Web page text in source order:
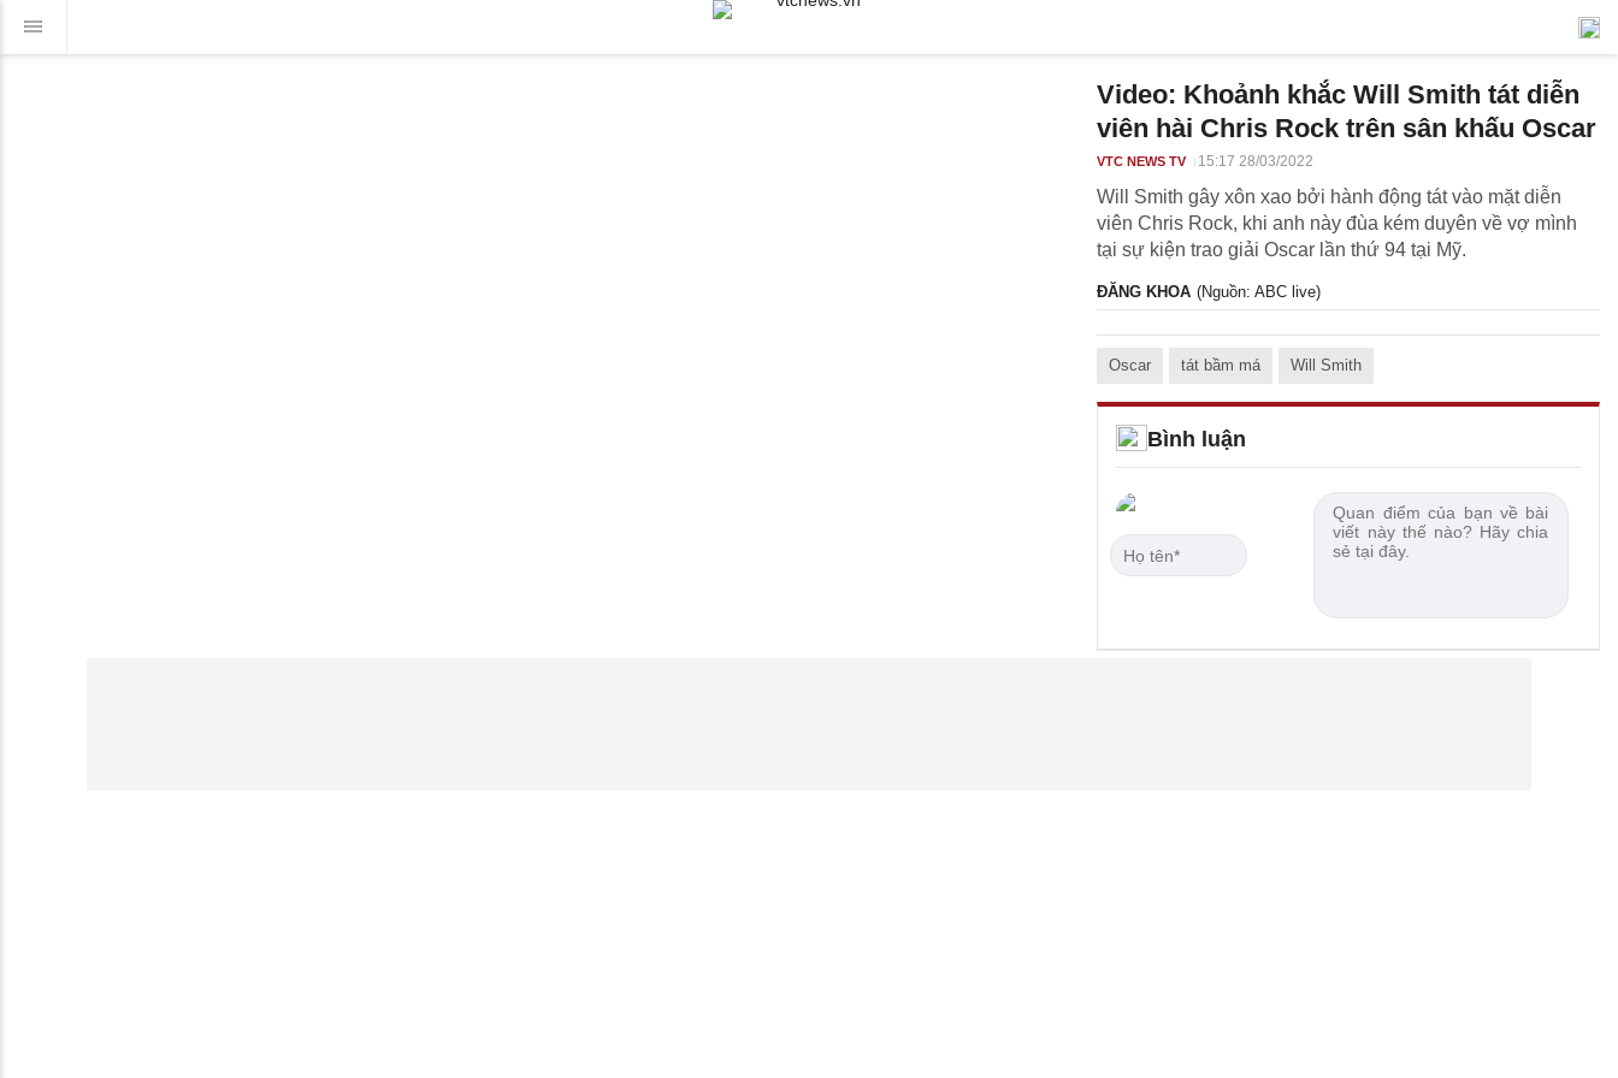
Video: Khoảnh khắc Will Smith tát diễn
viên hài Chris Rock trên sân khấu Oscar
VTC NEWS TV 15:17 28/03/2022
Will Smith gây xôn xao bởi hành động tát vào mặt diễn
viên Chris Rock, khi anh này đùa kém duyên về vợ mình
tại sự kiện trao giải Oscar lần thứ 94 tại Mỹ.
ĐĂNG KHOA (Nguồn: ABC live)
Oscar tát bầm má Will Smith
Bình luận